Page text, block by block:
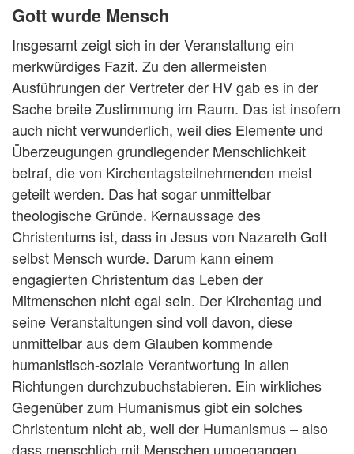
Gott wurde Mensch
Insgesamt zeigt sich in der Veranstaltung ein
merkwürdiges Fazit. Zu den allermeisten
Ausführungen der Vertreter der HV gab es in der
Sache breite Zustimmung im Raum. Das ist insofern
auch nicht verwunderlich, weil dies Elemente und
Überzeugungen grundlegender Menschlichkeit
betraf, die von Kirchentagsteilnehmenden meist
geteilt werden. Das hat sogar unmittelbar
theologische Gründe. Kernaussage des
Christentums ist, dass in Jesus von Nazareth Gott
selbst Mensch wurde. Darum kann einem
engagierten Christentum das Leben der
Mitmenschen nicht egal sein. Der Kirchentag und
seine Veranstaltungen sind voll davon, diese
unmittelbar aus dem Glauben kommende
humanistisch-soziale Verantwortung in allen
Richtungen durchzubuchstabieren. Ein wirkliches
Gegenüber zum Humanismus gibt ein solches
Christentum nicht ab, weil der Humanismus – also
dass menschlich mit Menschen umgegangen